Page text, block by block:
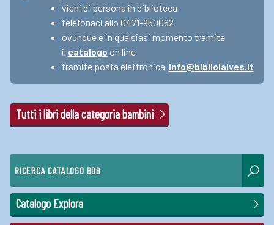
vieni di persona in biblioteca
telefonaci allo 0471-950062
ovunque e in qualsiasi momento tramite
il catalogo on line
tramite posta elettronica info@bibliolaives.it
Tutti i libri della categoria bambini
RICERCA CATALOGO BDB
Catalogo Explora